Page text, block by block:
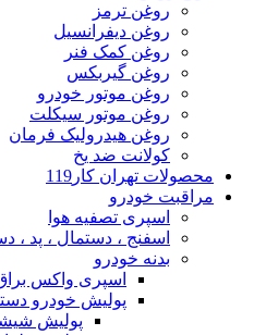
روغن ترمز
روغن دیفرانسیل
روغن کمک فنر
روغن گیربکس
روغن موتور خودرو
روغن موتور سیکلت
روغن هیدرولیک فرمان
کولانت ضد یخ
محصولات تهران کار119
مراقبت خودرو
اسپری تصفیه هوا
اسفنج ، دستمال ، پد ،
بدنه خودرو
اسپری واکس
پولیش خودرو
پولیش